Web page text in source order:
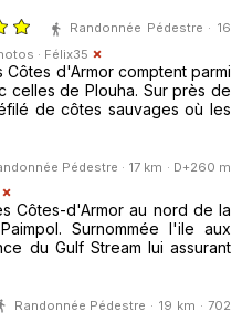
Randonnée Pédestre · 16
· Félix35
d'Armor comptent parmi
celles de Plouha. Sur près de
de côtes sauvages où les
Pédestre · 17 km · D+260 m
Côtes-d'Armor au nord de la
Surnommée l'ile aux
du Gulf Stream lui assurant
Randonnée Pédestre · 19 km · 702